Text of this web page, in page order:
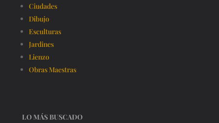
Ciudades
Dibujo
Esculturas
Jardines
Lienzo
Obras Maestras
LO MÁS BUSCADO